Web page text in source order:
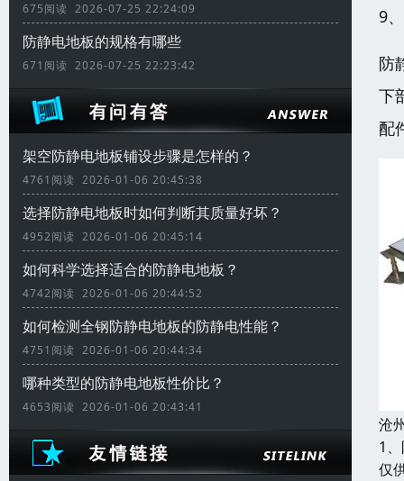
675阅读 2026-07-25 22:24:09
防静电地板的规格有哪些
671阅读 2026-07-25 22:23:42
架空防静电地板铺设步骤是怎样的？
4761阅读 2026-01-06 20:45:38
选择防静电地板时如何判断其质量好坏？
4952阅读 2026-01-06 20:45:14
如何科学选择适合的防静电地板？
4742阅读 2026-01-06 20:44:52
如何检测全钢防静电地板的防静电性能？
4751阅读 2026-01-06 20:44:34
哪种类型的防静电地板性价比？
4653阅读 2026-01-06 20:43:41
9
防
下
配
沧
1
仅